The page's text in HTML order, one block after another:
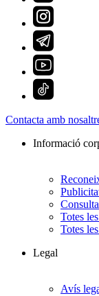
Contacta amb
Informació
Totes
Totes
Legal
Avís